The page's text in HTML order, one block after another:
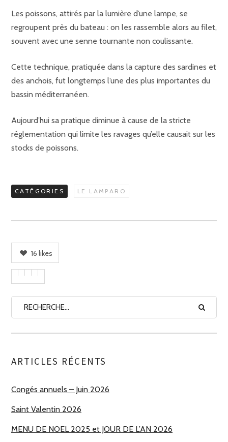
Les poissons, attirés par la lumière d’une lampe, se
regroupent près du bateau : on les rassemble alors au filet,
souvent avec une senne tournante non coulissante.
Cette technique, pratiquée dans la capture des sardines et
des anchois, fut longtemps l’une des plus importantes du
bassin méditerranéen.
Aujourd’hui sa pratique diminue à cause de la stricte
réglementation qui limite les ravages qu’elle causait sur les
stocks de poissons.
CATÉGORIES LE LAMPARO
16 likes
ARTICLES RÉCENTS
Congés annuels – Juin 2026
Saint Valentin 2026
MENU DE NOEL 2025 et JOUR DE L’AN 2026